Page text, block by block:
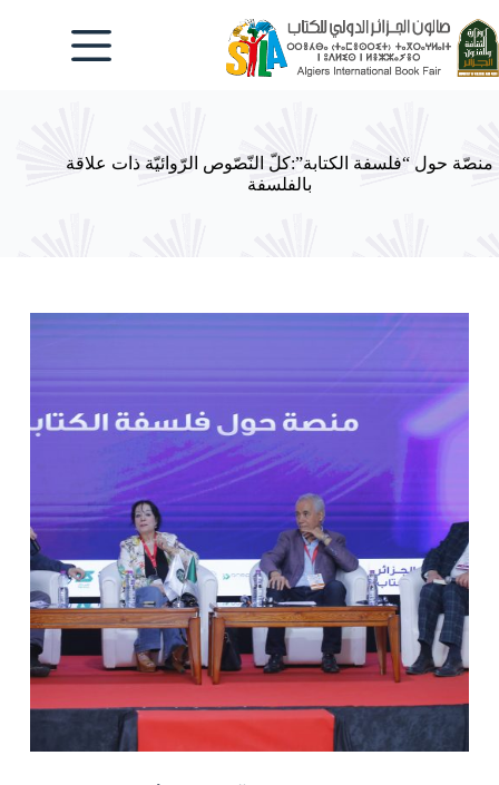
إلى
المحتوى
منصّة حول “فلسفة الكتابة”:كلّ النّصّوص الرّوائيّة ذات علاقة
بالفلسفة